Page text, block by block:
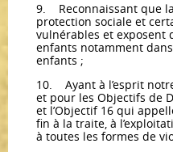
9. Reconnaissant que la
protection sociale et
vulnérables et exposent
enfants notamment
enfants ;
10. Ayant à l’esprit
et pour les Objectifs de
et l’Objectif 16 qui
fin à la traite, à
à toutes les formes de